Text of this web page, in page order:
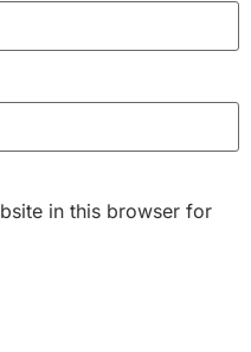
in this browser for